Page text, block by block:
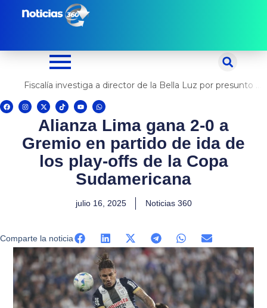
Fiscalía investiga a director de la Bella Luz por presunto abuso contra cantante Naldy Saldaña
F
a
c
I
n
s
r
a
X
-
t
w
i
t
e
r
T
i
k
t
o
Y
o
u
t
u
e
W
h
a
p
p
Alianza Lima gana 2-0 a
Gremio en partido de ida de
los play-offs de la Copa
Sudamericana
julio 16, 2025 Noticias 360
Comparte la noticia